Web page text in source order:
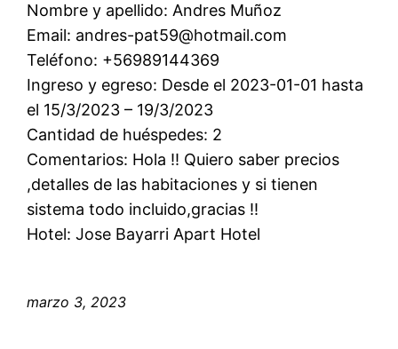
Nombre y apellido: Andres Muñoz
Email: andres-pat59@hotmail.com
Teléfono: +56989144369
Ingreso y egreso: Desde el 2023-01-01 hasta
el 15/3/2023 – 19/3/2023
Cantidad de huéspedes: 2
Comentarios: Hola !! Quiero saber precios
,detalles de las habitaciones y si tienen
sistema todo incluido,gracias !!
Hotel: Jose Bayarri Apart Hotel
marzo 3, 2023